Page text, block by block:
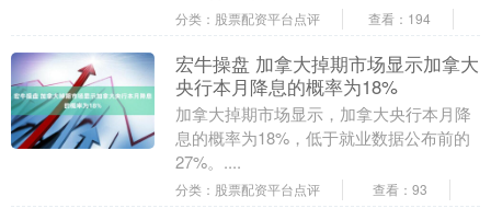
分类：股票配资平台点评 查看：194
宏牛操盘 加拿大掉期市场显示加拿大
央行本月降息的概率为18%
加拿大掉期市场显示，加拿大央行本月降
息的概率为18%，低于就业数据公布前的
27%。....
分类：股票配资平台点评 查看：93